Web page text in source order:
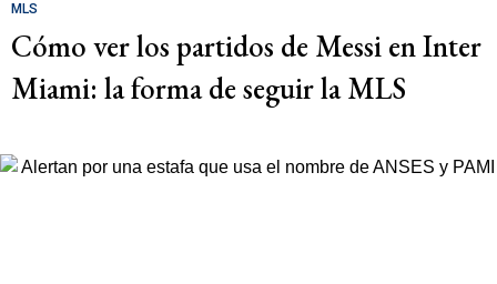
MLS
Cómo ver los partidos de Messi en Inter
Miami: la forma de seguir la MLS